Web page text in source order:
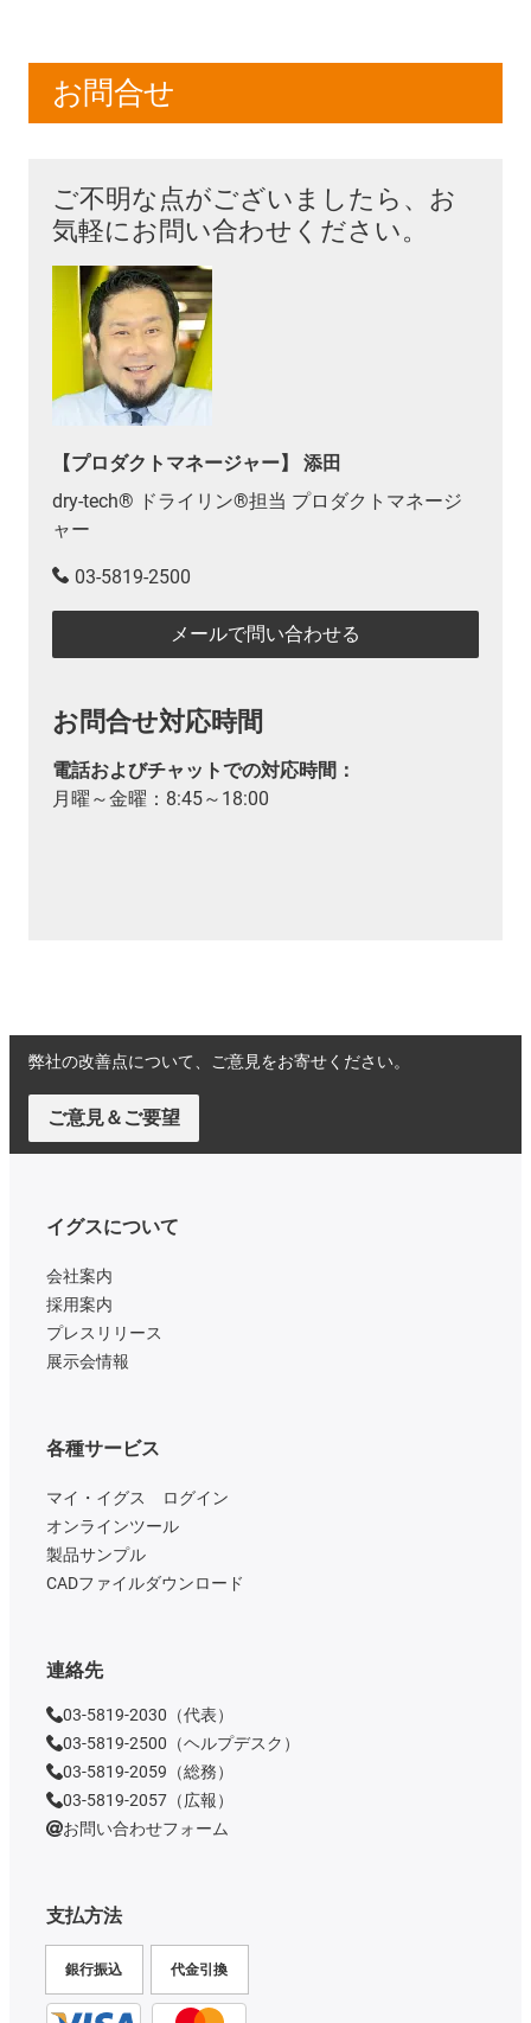
お問合せ
ご不明な点がございましたら、お
気軽にお問い合わせください。
【プロダクトマネージャー】 添田
dry-tech® ドライリン®担当 プロダクトマネージ
ャー
03-5819-2500
メールで問い合わせる
お問合せ対応時間
電話およびチャットでの対応時間：
月曜～金曜：8:45～18:00
弊社の改善点について、ご意見をお寄せください。
ご意見＆ご要望
イグスについて
会社案内
採用案内
プレスリリース
展示会情報
支払方法
銀行振込 代金引換
各種サービス
マイ・イグス ログイン
オンラインツール
製品サンプル
CADファイルダウンロード
連絡先
03-5819-2030（代表）
03-5819-2500（ヘルプデスク）
03-5819-2059（総務）
03-5819-2057（広報）
お問い合わせフォーム